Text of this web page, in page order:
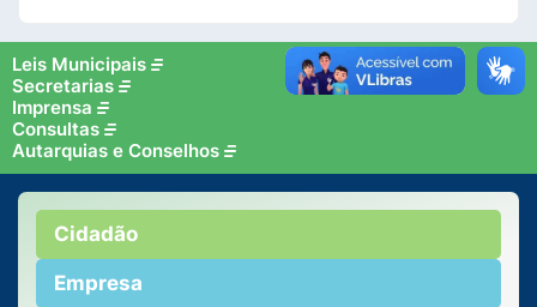
Leis Municipais
Secretarias
Imprensa
Consultas
Autarquias e Conselhos
Cidadão
Empresa